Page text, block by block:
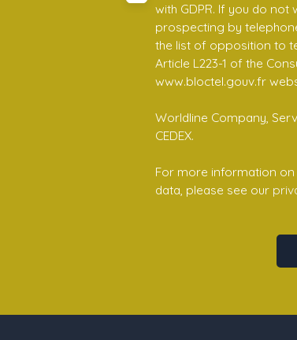
with GDPR. If you do
prospecting by
the list of opposition to
Article L223-1 of the
www.bloctel.gouv.fr
Worldline Company,
CEDEX.
For more information
data, please see our